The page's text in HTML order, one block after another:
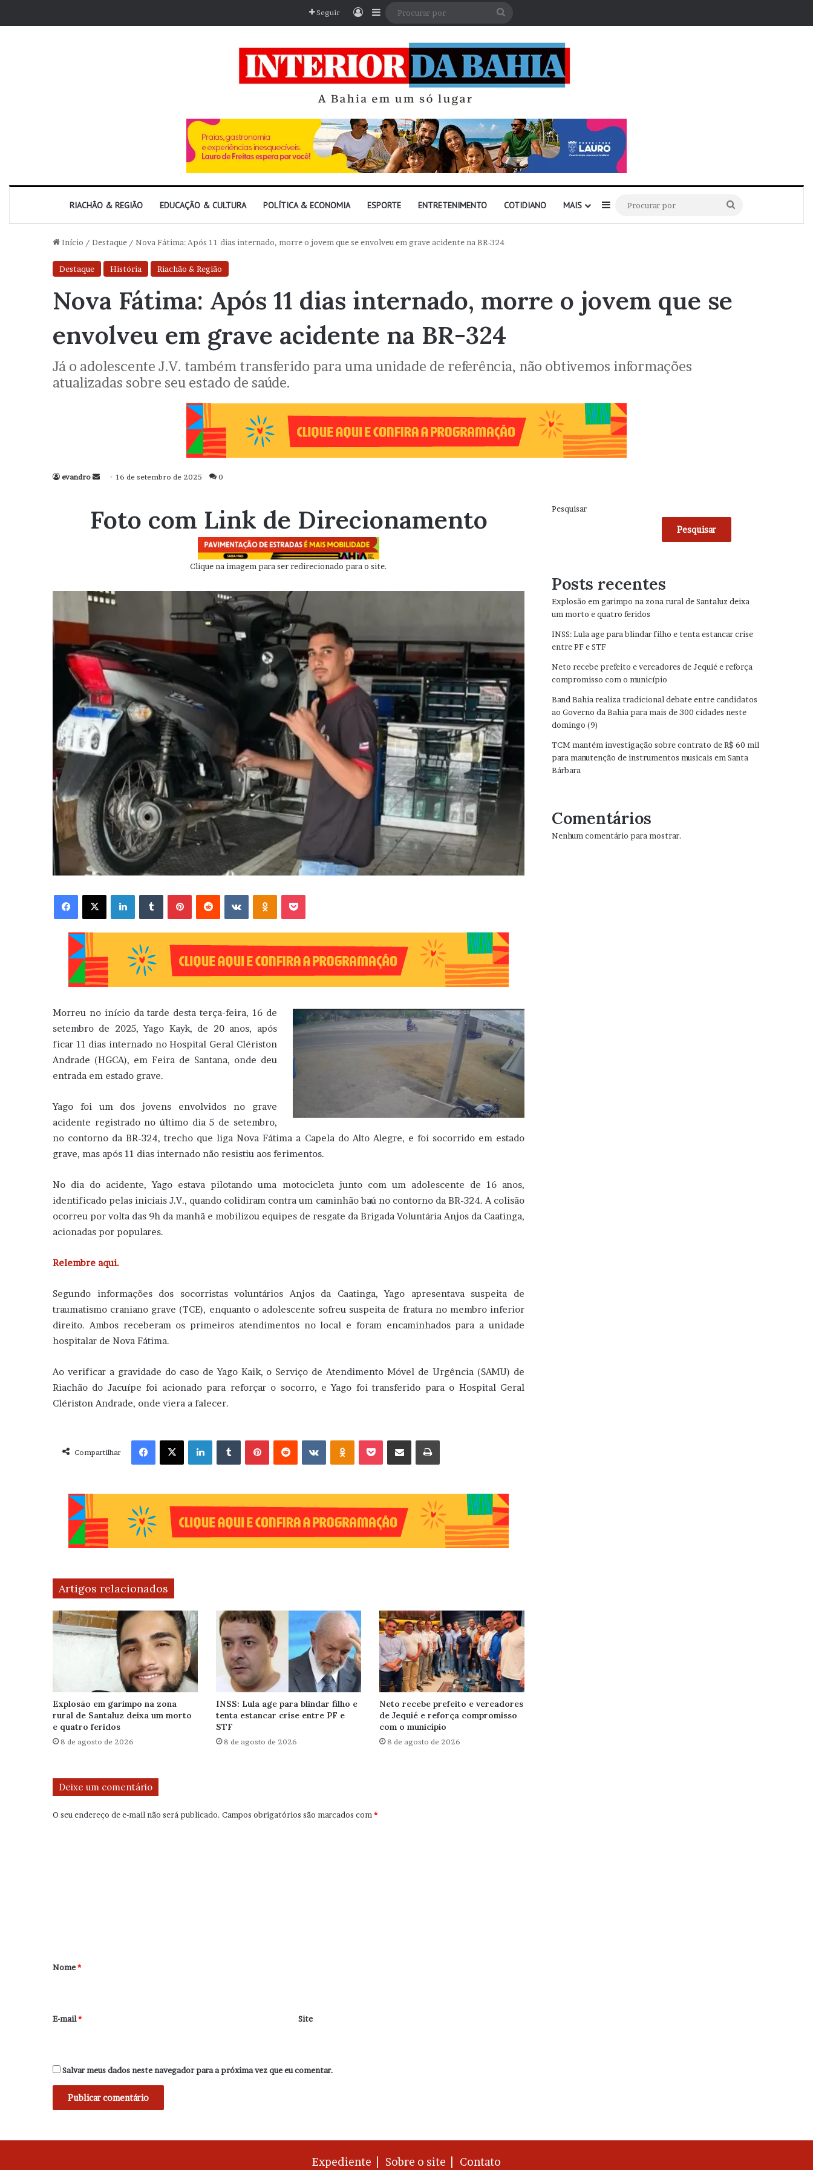
Seguir EntrarBarra Lateral
RIACHÃO & REGIÃO EDUCAÇÃO & CULTURA POLÍTICA & ECONOMIA ESPORTE ENTRETENIMENTO COTIDIANO MAIS Barra Lateral
por
Início / Destaque / Nova Fátima: Após 11 dias internado, morre o jovem que se envolveu em grave acidente na BR-324
Destaque História Riachão & Região
Nova Fátima: Após 11 dias internado, morre o jovem que se
envolveu em grave acidente na BR-324
Já o adolescente J.V. também transferido para uma unidade de referência, não obtivemos informações
atualizadas sobre seu estado de saúde.
evandro
Mande
mail
16 de setembro de 2025 0
Foto com Link de Direcionamento
Clique na imagem para ser redirecionado para o site.
Facebook X Linkedin VK OK
Morreu no início da tarde desta terça-feira, 16 de
setembro de 2025, Yago Kayk, de 20 anos, após
ficar 11 dias internado no Hospital Geral Clériston
Andrade (HGCA), em Feira de Santana, onde deu
entrada em estado grave.
Yago foi um dos jovens envolvidos no grave
acidente registrado no último dia 5 de setembro,
no contorno da BR-324, trecho que liga Nova Fátima a Capela do Alto Alegre, e foi socorrido em estado
grave, mas após 11 dias internado não resistiu aos ferimentos.
No dia do acidente, Yago estava pilotando uma motocicleta junto com um adolescente de 16 anos,
identificado pelas iniciais J.V., quando colidiram contra um caminhão baú no contorno da BR-324. A colisão
ocorreu por volta das 9h da manhã e mobilizou equipes de resgate da Brigada Voluntária Anjos da Caatinga,
acionadas por populares.
Relembre aqui.
Segundo informações dos socorristas voluntários Anjos da Caatinga, Yago apresentava suspeita de
traumatismo craniano grave (TCE), enquanto o adolescente sofreu suspeita de fratura no membro inferior
direito. Ambos receberam os primeiros atendimentos no local e foram encaminhados para a unidade
hospitalar de Nova Fátima.
Ao verificar a gravidade do caso de Yago Kaik, o Serviço de Atendimento Móvel de Urgência (SAMU) de
Riachão do Jacuípe foi acionado para reforçar o socorro, e Yago foi transferido para o Hospital Geral
Clériston Andrade, onde viera a falecer.
Compartilhar
Facebook X Linkedin VK OK
Artigos relacionados
Explosão em garimpo na zona
rural de Santaluz deixa um morto
e quatro feridos
8 de agosto de 2026
INSS: Lula age para blindar filho e
tenta estancar crise entre PF e
STF
8 de agosto de 2026
Neto recebe prefeito e vereadores
de Jequié e reforça compromisso
com o município
8 de agosto de 2026
Deixe um comentário
O seu endereço de e-mail não será publicado. Campos obrigatórios são marcados com*
r
*
Nome*
E-mail* Site
Salvar meus dados neste navegador para a próxima vez que eu comentar.
Pesquisar
Pesquisar
Posts recentes
Explosão em garimpo na zona rural de Santaluz deixa
um morto e quatro feridos
INSS: Lula age para blindar filho e tenta estancar crise
entre PF e STF
Neto recebe prefeito e vereadores de Jequié e reforça
compromisso com o município
Band Bahia realiza tradicional debate entre candidatos
ao Governo da Bahia para mais de 300 cidades neste
domingo (9)
TCM mantém investigação sobre contrato de R$ 60 mil
para manutenção de instrumentos musicais em Santa
Bárbara
Comentários
Nenhum comentário para mostrar.
Expediente | Sobre o site | Contato